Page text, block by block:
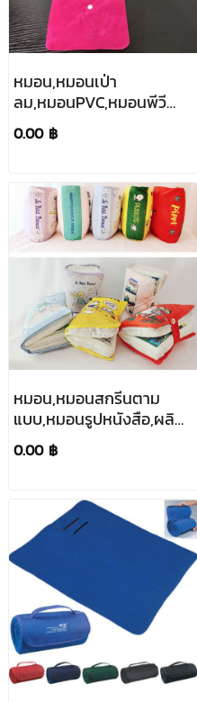
หมอน,หมอนเป่า
ลม,หมอนPVC,หมอนพีวี
ซี+ซองใส่
0.00 ฿
หมอน,หมอนสกรีนตาม
แบบ,หมอนรูปหนังสือ,ผลิต
ตามลายที่ต้องการ
ขนาด24*32*14cm
0.00 ฿